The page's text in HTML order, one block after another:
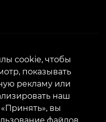
tattoo.com
tattoo.com
cookie, чтобы
показывать
рекламу или
наш
вы